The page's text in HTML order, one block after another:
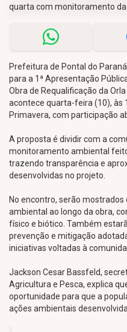
quarta com monitoramento da
Prefeitura de Pontal do
para a 1ª Apresentação
Obra de Requalificação da
acontece quarta-feira (10), às
Primavera, com participação
A proposta é dividir com a
monitoramento ambiental
trazendo transparência e
desenvolvidas no projeto.
No encontro, serão
ambiental ao longo da obra,
físico e biótico. Também
prevenção e mitigação
iniciativas voltadas à
Jackson Cesar Bassfeld,
Agricultura e Pesca, explica
oportunidade para que a
ações ambientais